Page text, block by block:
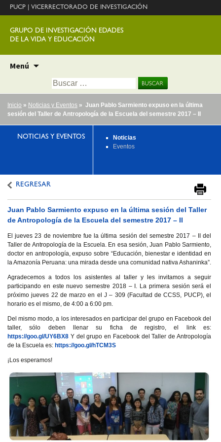
PUCP VICERRECTORADO DE INVESTIGACIÓN
GRUPO DE INVESTIGACIÓN EDADES
DE LA VIDA Y EDUCACIÓN
Menú
contenido
Buscar:
Inicio » Noticias y Eventos » Juan Pablo Sarmiento expuso en la última
sesión del Taller de Antropología de la Escuela del semestre 2017 – II
NOTICIAS Y EVENTOS
Noticias
Eventos
REGRESAR
Juan Pablo Sarmiento expuso en la última sesión del Taller
de Antropología de la Escuela del semestre 2017 – II
El jueves 23 de noviembre fue la última sesión del semestre 2017 – II del
Taller de Antropología de la Escuela. En esa sesión, Juan Pablo Sarmiento,
doctor en antropología, expuso sobre “Educación, bienestar e identidad en
la Amazonía Peruana: una mirada desde una comunidad nativa Ashaninka”.
Agradecemos a todos los asistentes al taller y les invitamos a seguir
participando en este nuevo semestre 2018 – I. La primera sesión será el
próximo jueves 22 de marzo en el J – 309 (Facultad de CCSS, PUCP), el
horario es el mismo, de 4:00 a 6:00 pm.
Del mismo modo, a los interesados en participar del grupo en Facebook del
taller, sólo deben llenar su ficha de registro, el link es:
https://goo.gl/UY6BX8 Y del grupo en Facebook del Taller de Antropología
de la Escuela es: https://goo.gl/hTCM3S
¡Los esperamos!